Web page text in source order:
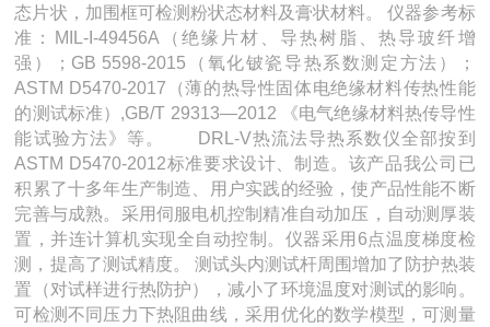
态片状，加围框可检测粉状态材料及膏状材料。 仪器参考标
准：MIL-I-49456A（绝缘片材、导热树脂、热导玻纤增
强）；GB 5598-2015（氧化铍瓷导热系数测定方法）；
ASTM D5470-2017（薄的热导性固体电绝缘材料传热性能
的测试标准）,GB/T 29313—2012 《电气绝缘材料热传导性
能试验方法》等。 DRL-V热流法导热系数仪全部按到
ASTM D5470-2012标准要求设计、制造。该产品我公司已
积累了十多年生产制造、用户实践的经验，使产品性能不断
完善与成熟。采用伺服电机控制精准自动加压，自动测厚装
置，并连计算机实现全自动控制。仪器采用6点温度梯度检
测，提高了测试精度。 测试头内测试杆周围增加了防护热装
置（对试样进行热防护），减小了环境温度对测试的影响。
可检测不同压力下热阻曲线，采用优化的数学模型，可测量